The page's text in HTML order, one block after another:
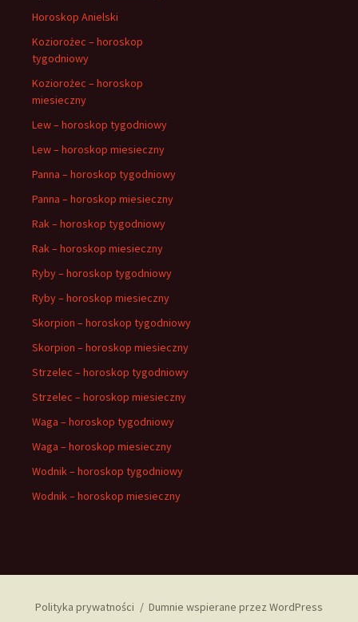
Horoskop Anielski
Koziorożec – horoskop
tygodniowy
Koziorożec – horoskop
miesieczny
Lew – horoskop tygodniowy
Lew – horoskop miesieczny
Panna – horoskop tygodniowy
Panna – horoskop miesieczny
Rak – horoskop tygodniowy
Rak – horoskop miesieczny
Ryby – horoskop tygodniowy
Ryby – horoskop miesieczny
Skorpion – horoskop tygodniowy
Skorpion – horoskop miesieczny
Strzelec – horoskop tygodniowy
Strzelec – horoskop miesieczny
Waga – horoskop tygodniowy
Waga – horoskop miesieczny
Wodnik – horoskop tygodniowy
Wodnik – horoskop miesieczny
Polityka prywatności Dumnie wspierane przez WordPress